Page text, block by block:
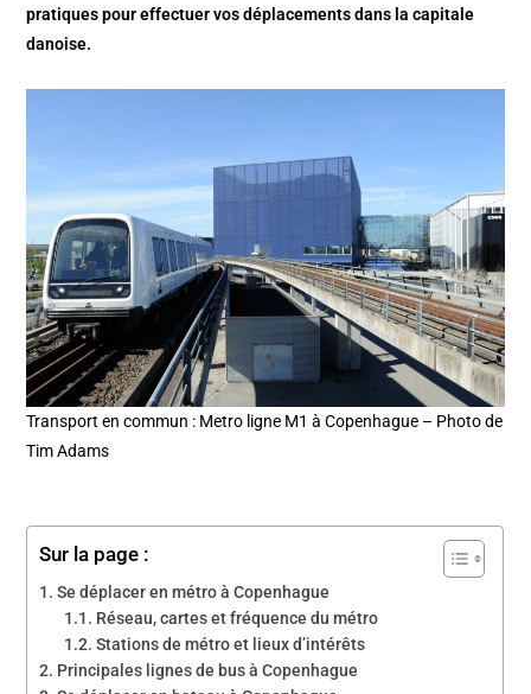
pratiques pour effectuer vos déplacements dans la capitale
danoise.
Transport en commun : Metro ligne M1 à Copenhague – Photo de
Tim Adams
Sur la page :
Se déplacer en métro à Copenhague
Réseau, cartes et fréquence du métro
Stations de métro et lieux d’intérêts
Principales lignes de bus à Copenhague